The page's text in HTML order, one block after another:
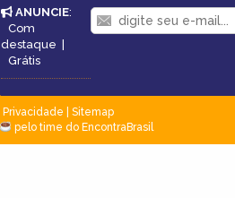
ANUNCIE:
Com
destaque
Grátis
Privacidade
Sitemap
pelo time do EncontraBrasil